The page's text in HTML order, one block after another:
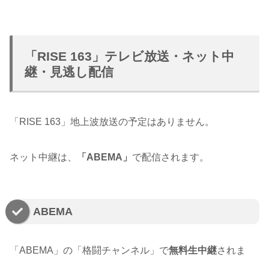
「RISE 163」テレビ放送・ネット中
継・見逃し配信
「RISE 163」地上波放送の予定はありません。
ネット中継は、 「ABEMA」 で配信されます。
ABEMA
「ABEMA」の「格闘チャンネル」で無料生中継されま